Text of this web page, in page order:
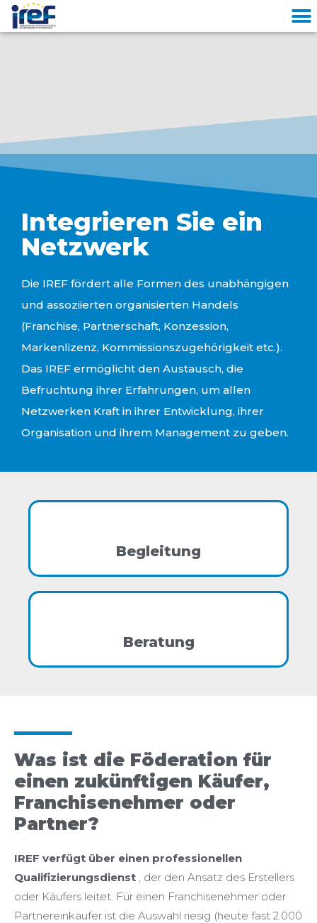
Integrieren Sie ein
Netzwerk
Die IREF fördert alle Formen des unabhängigen
und assoziierten organisierten Handels
(Franchise, Partnerschaft, Konzession,
Markenlizenz, Kommissionszugehörigkeit etc.).
Das IREF ermöglicht den Austausch, die
Befruchtung ihrer Erfahrungen, um allen
Netzwerken Kraft in ihrer Entwicklung, ihrer
Organisation und ihrem Management zu geben.
Begleitung
Beratung
Was ist die Föderation für
einen zukünftigen Käufer,
Franchisenehmer oder
Partner?
IREF verfügt über einen professionellen
Qualifizierungsdienst , der den Ansatz des Erstellers
oder Käufers leitet. Für einen Franchisenehmer oder
Partnereinkäufer ist die Auswahl riesig (heute fast 2.000
Cookies management panel